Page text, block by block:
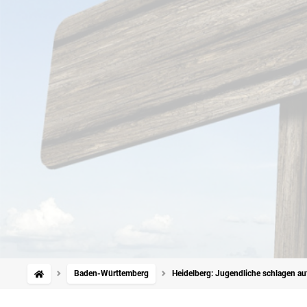
Baden-Württemberg Heidelberg: Jugendliche schlagen